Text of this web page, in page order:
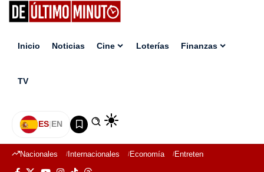
Inicio Noticias Cine Loterías Finanzas
TV
ES|EN
Nacionales Internacionales Economía Entretenimiento